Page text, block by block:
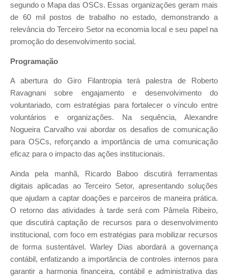
segundo o Mapa das OSCs. Essas organizações geram mais
de 60 mil postos de trabalho no estado, demonstrando a
relevância do Terceiro Setor na economia local e seu papel na
promoção do desenvolvimento social.
Programação
A abertura do Giro Filantropia terá palestra de Roberto
Ravagnani sobre engajamento e desenvolvimento do
voluntariado, com estratégias para fortalecer o vínculo entre
voluntários e organizações. Na sequência, Alexandre
Nogueira Carvalho vai abordar os desafios de comunicação
para OSCs, reforçando a importância de uma comunicação
eficaz para o impacto das ações institucionais.
Ainda pela manhã, Ricardo Baboo discutirá ferramentas
digitais aplicadas ao Terceiro Setor, apresentando soluções
que ajudam a captar doações e parceiros de maneira prática.
O retorno das atividades à tarde será com Pâmela Ribeiro,
que discutirá captação de recursos para o desenvolvimento
institucional, com foco em estratégias para mobilizar recursos
de forma sustentável. Warley Dias abordará a governança
contábil, enfatizando a importância de controles internos para
garantir a harmonia financeira, contábil e administrativa das